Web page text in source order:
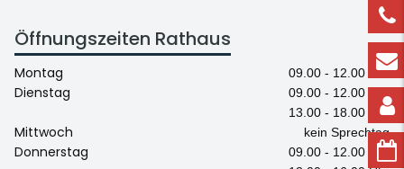
Öffnungszeiten Rathaus
Montag 09.00 - 12.00 Uhr
Dienstag
09.00 - 12.00 Uhr
13.00 - 18.00 Uhr
Mittwoch kein Sprechtag
Donnerstag
09.00 - 12.00 Uhr